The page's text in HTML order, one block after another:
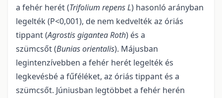
a fehér herét (Trifolium repens L) hasonló arányban
legelték (P<0,001), de nem kedvelték az óriás
tippant (Agrostis gigantea Roth) és a
szümcsőt (Bunias orientalis). Májusban
legintenzívebben a fehér herét legelték és
legkevésbé a fűféléket, az óriás tippant és a
szümcsőt. Júniusban legtöbbet a fehér herén